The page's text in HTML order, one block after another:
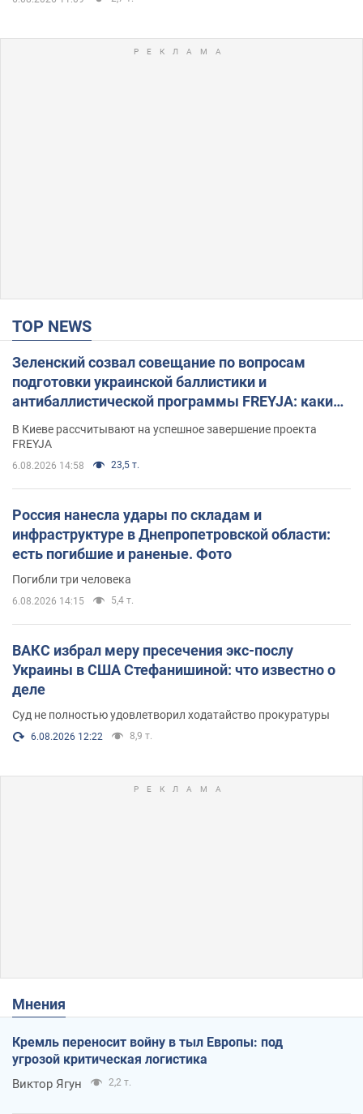
TOP NEWS
Зеленский созвал совещание по вопросам
подготовки украинской баллистики и
антибаллистической программы FREYJA: какие
В Киеве рассчитывают на успешное завершение проекта
FREYJA
6.08.2026 14:58 23,5 т.
Россия нанесла удары по складам и
инфраструктуре в Днепропетровской области:
есть погибшие и раненые. Фото
Погибли три человека
6.08.2026 14:15 5,4 т.
ВАКС избрал меру пресечения экс-послу
Украины в США Стефанишиной: что известно о
деле
Суд не полностью удовлетворил ходатайство прокуратуры
6.08.2026 12:22 8,9 т.
Мнения
Кремль переносит войну в тыл Европы: под
угрозой критическая логистика
Виктор Ягун 2,2 т.